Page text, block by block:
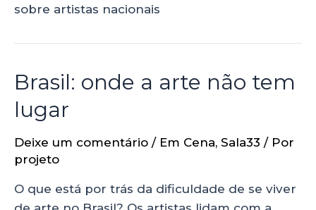
sobre artistas nacionais
Brasil: onde a arte não tem
lugar
Deixe um comentário / Em Cena, Sala33 / Por
projeto
O que está por trás da dificuldade de se viver